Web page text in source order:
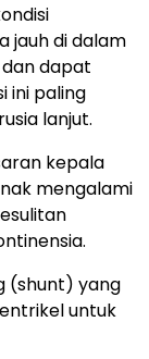
jauh di dalam
dapat
ini paling
lanjut.
kepala
mengalami
(shunt) yang
untuk